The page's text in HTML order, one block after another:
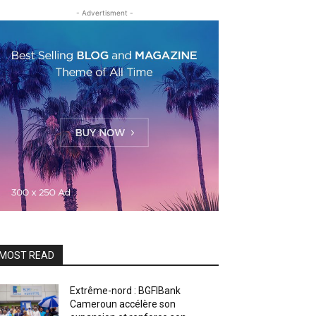
- Advertisment -
READ
Extrême-nord : BGFIBank
Cameroun accélère son